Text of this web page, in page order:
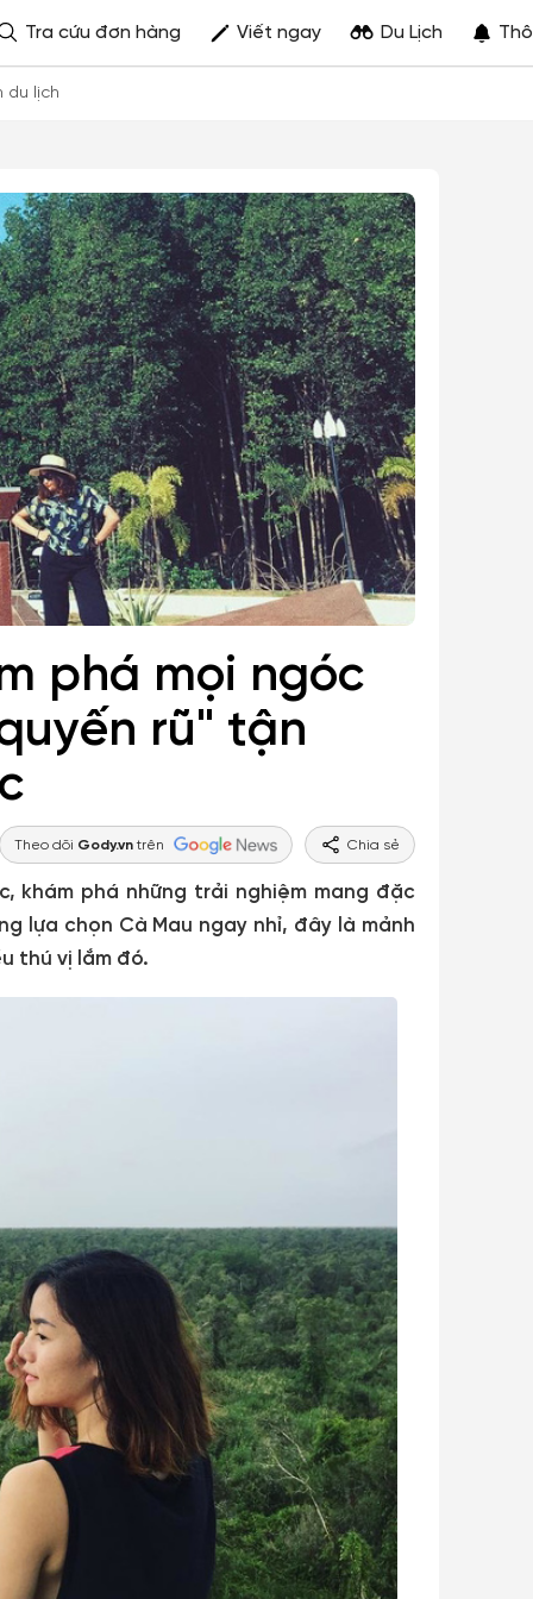
Tra cứu đơn hàng Viết ngay Du Lịch
du lịch
phá mọi ngóc
rũ" tận
Theo dõi Gody.vntrên Chia sẻ
khám phá những trải nghiệm mang đặc
lựa chọn Cà Mau ngay nhỉ, đây là mảnh
thú vị lắm đó.